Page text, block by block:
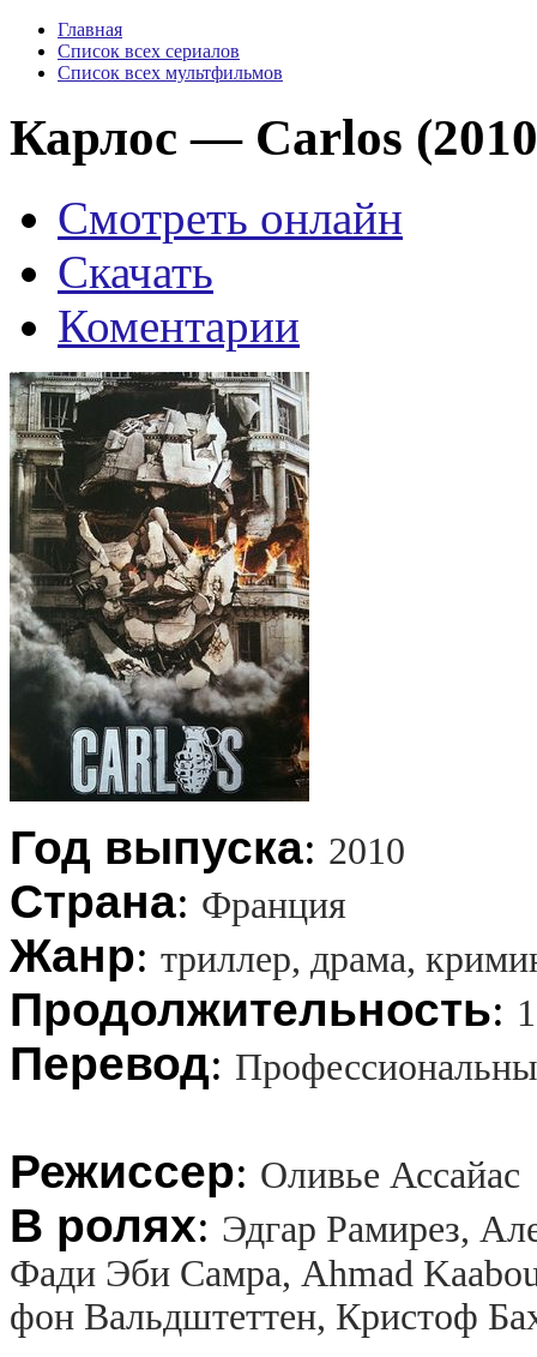
Главная
Список всех сериалов
Список всех мультфильмов
Карлос — Carlos
Смотреть онлайн
Скачать
Коментарии
Год выпуска: 2010
Страна: Франция
Жанр: триллер, драма,
Продолжительность:
Перевод:
Режиссер: Оливье Ассайас
В ролях: Эдгар Рамирез,
Фади Эби Самра, Ahmad
фон Вальдштеттен, Кристоф